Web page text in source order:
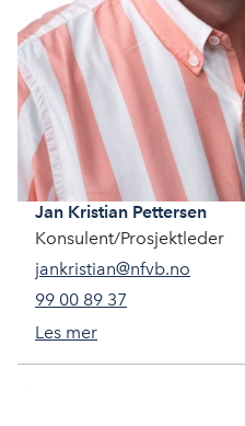
Jan Kristian Pettersen
Konsulent/Prosjektleder
jankristian@nfvb.no
99 00 89 37
Les mer